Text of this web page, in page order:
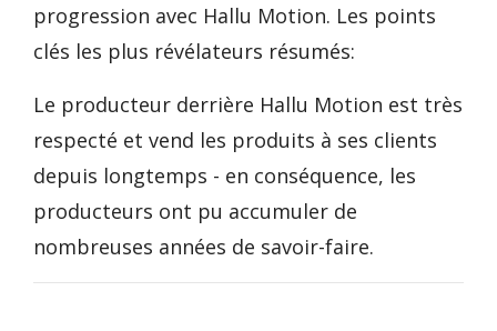
progression avec Hallu Motion. Les points
clés les plus révélateurs résumés:
Le producteur derrière Hallu Motion est très
respecté et vend les produits à ses clients
depuis longtemps - en conséquence, les
producteurs ont pu accumuler de
nombreuses années de savoir-faire.